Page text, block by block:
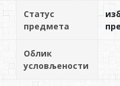
Статус
предмета
Облик
условљености